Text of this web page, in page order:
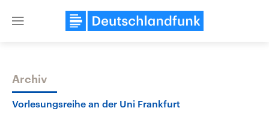
Close
Themen
Archiv
Vorlesungsreihe an der Uni Frankfurt